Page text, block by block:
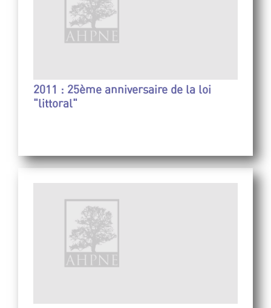
2011 : 25ème anniversaire de la loi
"littoral"